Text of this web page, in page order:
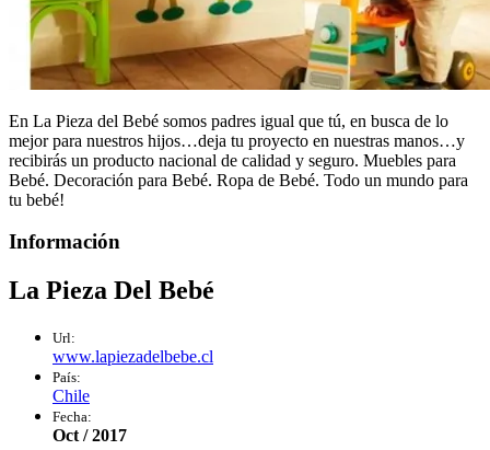
En La Pieza del Bebé somos padres igual que tú, en busca de lo
mejor para nuestros hijos…deja tu proyecto en nuestras manos…y
recibirás un producto nacional de calidad y seguro. Muebles para
Bebé. Decoración para Bebé. Ropa de Bebé. Todo un mundo para
tu bebé!
Información
La Pieza Del Bebé
Url:
www.lapiezadelbebe.cl
País:
Chile
Fecha:
Oct / 2017